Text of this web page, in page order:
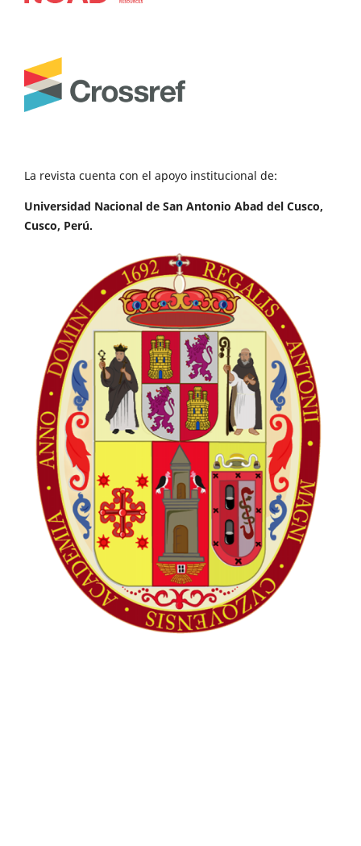
La revista cuenta con el apoyo institucional de:
Universidad Nacional de San Antonio Abad del Cusco,
Cusco, Perú.